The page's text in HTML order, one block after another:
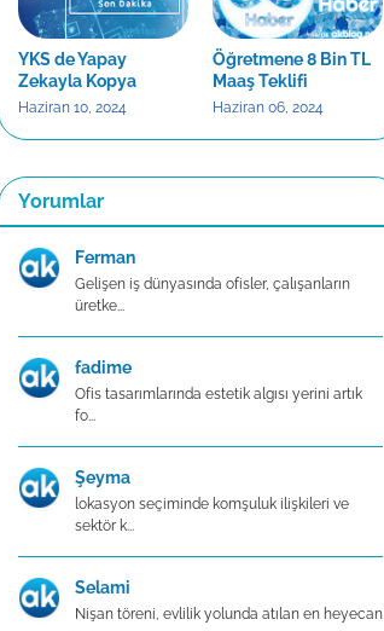
YKS de Yapay
Zekayla Kopya
Haziran 10, 2024
Öğretmene 8 Bin TL
Maaş Teklifi
Haziran 06, 2024
Yorumlar
Ferman
Gelişen iş dünyasında ofisler, çalışanların
üretke...
fadime
Ofis tasarımlarında estetik algısı yerini artık
fo...
Şeyma
lokasyon seçiminde komşuluk ilişkileri ve
sektör k...
Selami
Nişan töreni, evlilik yolunda atılan en heyecan